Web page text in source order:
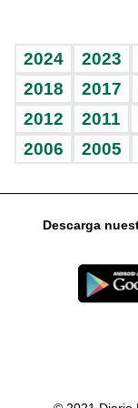
Vida y familia
Eñe
Celebrando la
Sin complejos
En pocas palabras
Escuchando al
Economía
Consulta Libre
BRV
TBT Deportivo
Ágora
Guía del dinero
Horóscopos
2024 2023
2018
2017
2012
2011
2006
2005
Descarga